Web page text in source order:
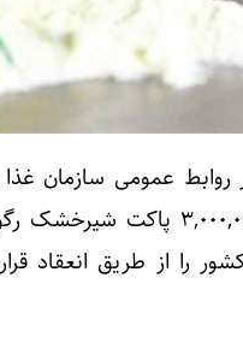
عمومی سازمان غذا
توزیع و پخش تعداد
را از طریق انعقاد